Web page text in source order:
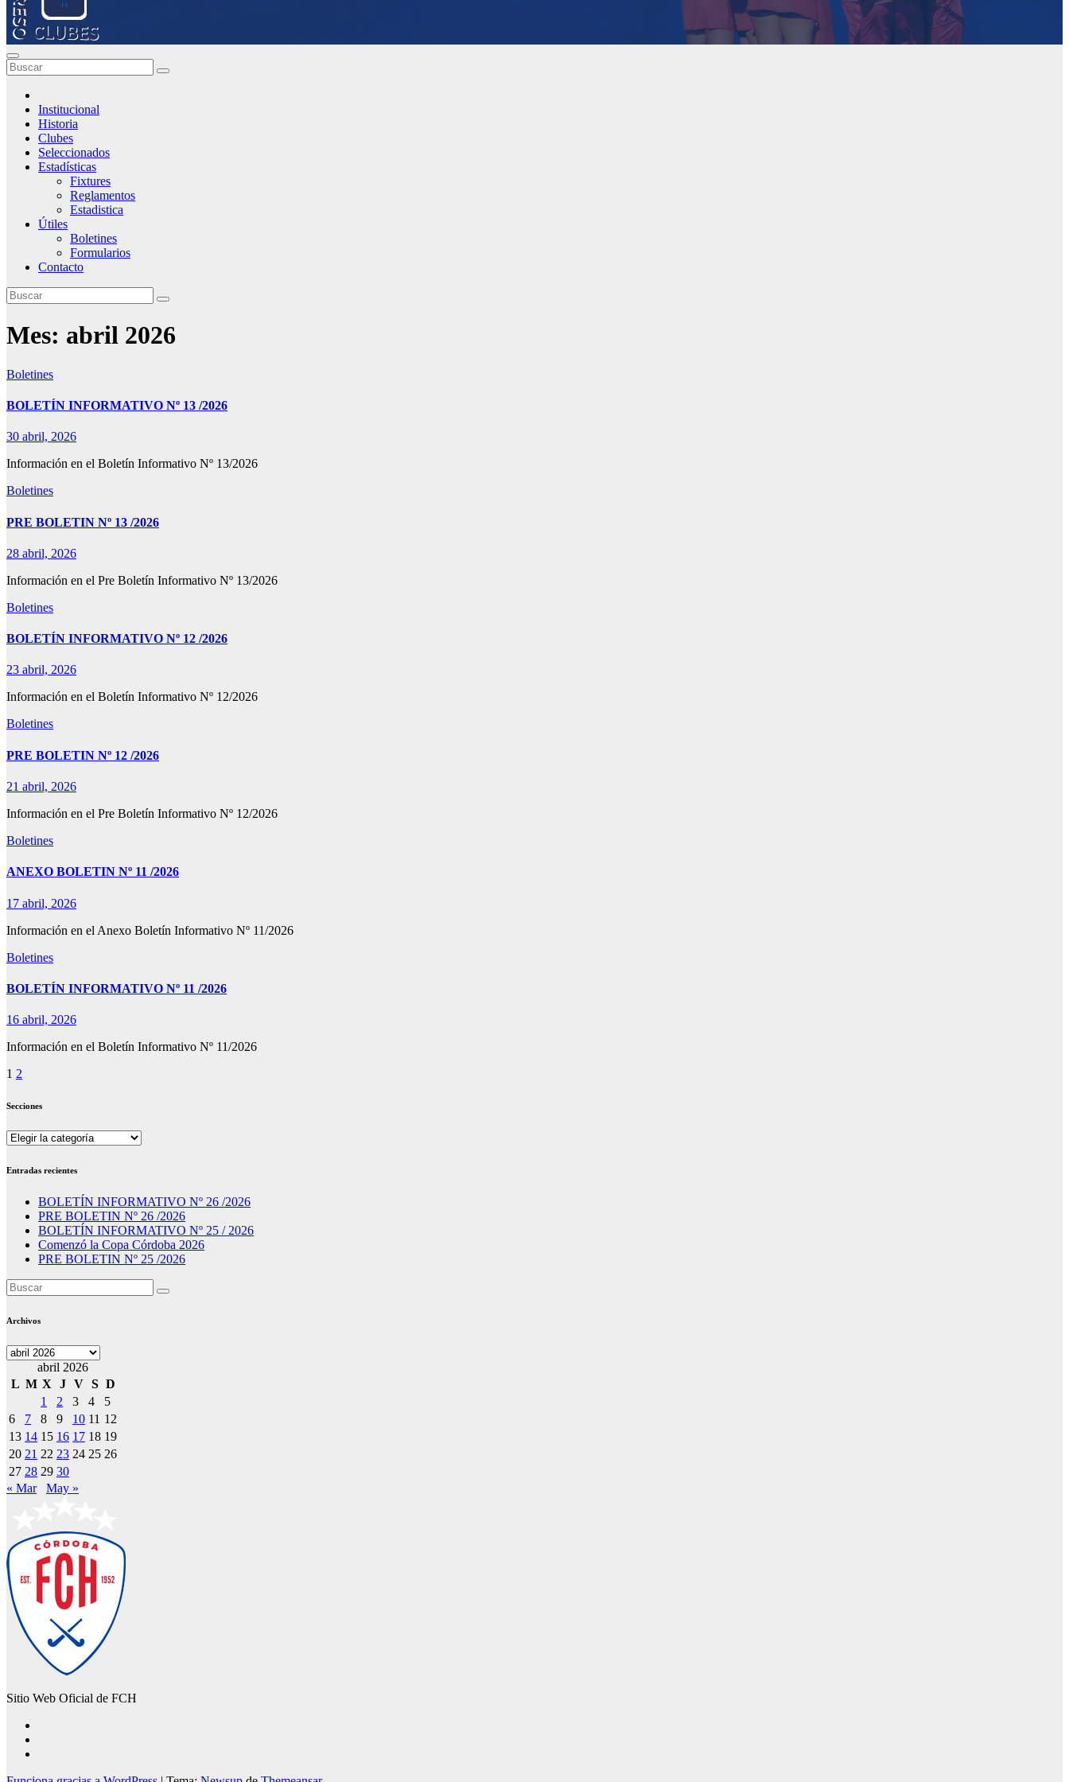
Institucional
Historia
Clubes
Seleccionados
Estadísticas
Fixtures
Reglamentos
Estadistica
Útiles
Boletines
Formularios
Contacto
Mes: abril 2026
Boletines
BOLETÍN INFORMATIVO Nº 13 /2026
30 abril, 2026
Información en el Boletín Informativo Nº 13/2026
Boletines
PRE BOLETIN Nº 13 /2026
28 abril, 2026
Información en el Pre Boletín Informativo Nº 13/2026
Boletines
BOLETÍN INFORMATIVO Nº 12 /2026
23 abril, 2026
Información en el Boletín Informativo Nº 12/2026
Boletines
PRE BOLETIN Nº 12 /2026
21 abril, 2026
Información en el Pre Boletín Informativo Nº 12/2026
Boletines
ANEXO BOLETIN Nº 11 /2026
17 abril, 2026
Información en el Anexo Boletín Informativo Nº 11/2026
Boletines
BOLETÍN INFORMATIVO Nº 11 /2026
16 abril, 2026
Información en el Boletín Informativo Nº 11/2026
Paginación
de
1 2
Secciones
Secciones
Entradas recientes
BOLETÍN INFORMATIVO Nº 26 /2026
PRE BOLETIN Nº 26 /2026
BOLETÍN INFORMATIVO Nº 25 / 2026
Comenzó la Copa Córdoba 2026
PRE BOLETIN Nº 25 /2026
Archivos
Archivos
abril 2026
L M X J V S D
1
2 3 4
5
6
7 8 9 10 11 12
13 14 15 16 17 18 19
20 21 22 23 24 25 26
27 28 29 30
« Mar
May »
Sitio Web Oficial de FCH